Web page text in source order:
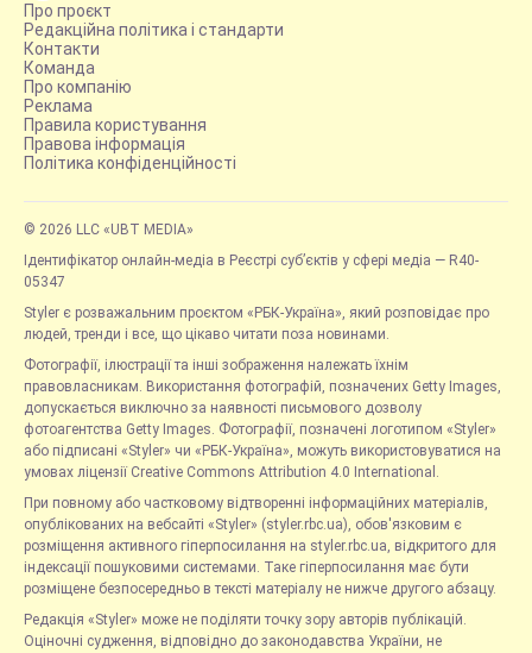
Про проєкт
Редакційна політика і стандарти
Контакти
Команда
Про компанію
Реклама
Правила користування
Правова інформація
Політика конфіденційності
© 2026 LLC «UBT MEDIA»
Ідентифікатор онлайн-медіа в Реєстрі суб’єктів у сфері медіа — R40-
05347
Styler є розважальним проєктом «РБК-Україна», який розповідає про
людей, тренди і все, що цікаво читати поза новинами.
Фотографії, ілюстрації та інші зображення належать їхнім
правовласникам. Використання фотографій, позначених Getty Images,
допускається виключно за наявності письмового дозволу
фотоагентства Getty Images. Фотографії, позначені логотипом «Styler»
або підписані «Styler» чи «РБК-Україна», можуть використовуватися на
умовах ліцензії Creative Commons Attribution 4.0 International.
При повному або частковому відтворенні інформаційних матеріалів,
опублікованих на вебсайті «Styler» (styler.rbc.ua), обов'язковим є
розміщення активного гіперпосилання на styler.rbc.ua, відкритого для
індексації пошуковими системами. Таке гіперпосилання має бути
розміщене безпосередньо в тексті матеріалу не нижче другого абзацу.
Редакція «Styler» може не поділяти точку зору авторів публікацій.
Оціночні судження, відповідно до законодавства України, не